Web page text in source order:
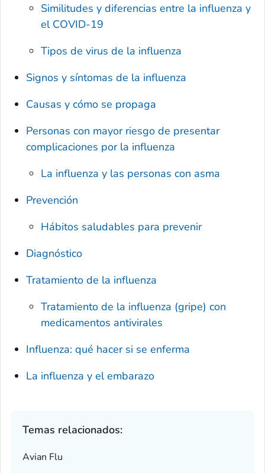
Similitudes y diferencias entre la influenza y
el COVID-19
Tipos de virus de la influenza
Signos y síntomas de la influenza
Causas y cómo se propaga
Personas con mayor riesgo de presentar
complicaciones por la influenza
La influenza y las personas con asma
Prevención
Hábitos saludables para prevenir
Diagnóstico
Tratamiento de la influenza
Tratamiento de la influenza (gripe) con
medicamentos antivirales
Influenza: qué hacer si se enferma
La influenza y el embarazo
Temas relacionados:
Avian Flu